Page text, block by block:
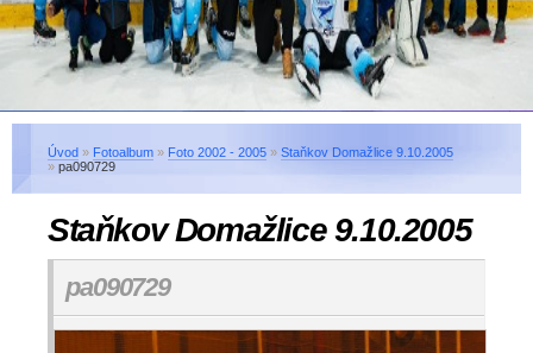
Úvod » Fotoalbum » Foto 2002 - 2005 » Staňkov Domažlice 9.10.2005
» pa090729
Staňkov Domažlice 9.10.2005
pa090729